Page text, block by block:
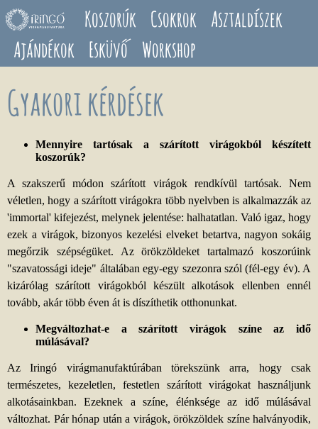
Ugrás a tartalomra Koszorúk Csokrok Asztaldíszek
Ajándékok Esküvő Workshop
Gyakori kérdések
Mennyire tartósak a szárított virágokból készített
koszorúk?
A szakszerű módon szárított virágok rendkívül tartósak. Nem
véletlen, hogy a szárított virágokra több nyelvben is alkalmazzák az
'immortal' kifejezést, melynek jelentése: halhatatlan. Való igaz, hogy
ezek a virágok, bizonyos kezelési elveket betartva, nagyon sokáig
megőrzik szépségüket. Az örökzöldeket tartalmazó koszorúink
"szavatossági ideje" általában egy-egy szezonra szól (fél-egy év). A
kizárólag szárított virágokból készült alkotások ellenben ennél
tovább, akár több éven át is díszíthetik otthonunkat.
Megváltozhat-e a szárított virágok színe az idő
múlásával?
Az Iringó virágmanufaktúrában törekszünk arra, hogy csak
természetes, kezeletlen, festetlen szárított virágokat használjunk
alkotásainkban. Ezeknek a színe, élénksége az idő múlásával
változhat. Pár hónap után a virágok, örökzöldek színe halványodik,